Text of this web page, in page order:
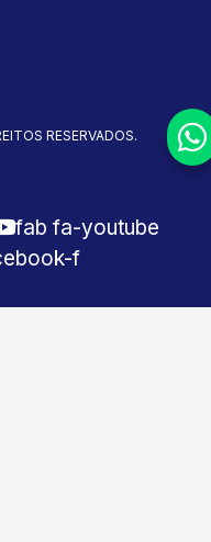
RESERVADOS.
fab fa-youtube
f